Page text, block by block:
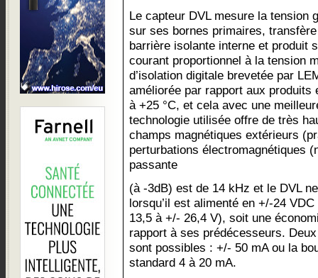
Le capteur DVL mesure la tension
sur ses bornes primaires,
barrière isolante interne et produit
courant proportionnel à la tension
d’isolation digitale brevetée par
améliorée par rapport aux
à +25 °C, et cela avec une
technologie utilisée offre de très
champs magnétiques extérieurs
perturbations électromagnétiques
passante
(à -3dB) est de 14 kHz et le DVL
lorsqu’il est alimenté en +/-24
13,5 à +/- 26,4 V), soit une
rapport à ses prédécesseurs.
sont possibles : +/- 50 mA ou la
standard 4 à 20 mA.